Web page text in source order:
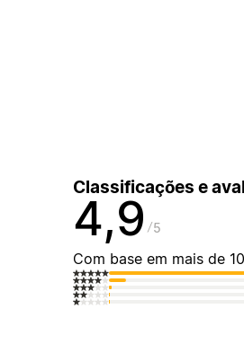
Classificações e
4,9 5
Com base em mais de